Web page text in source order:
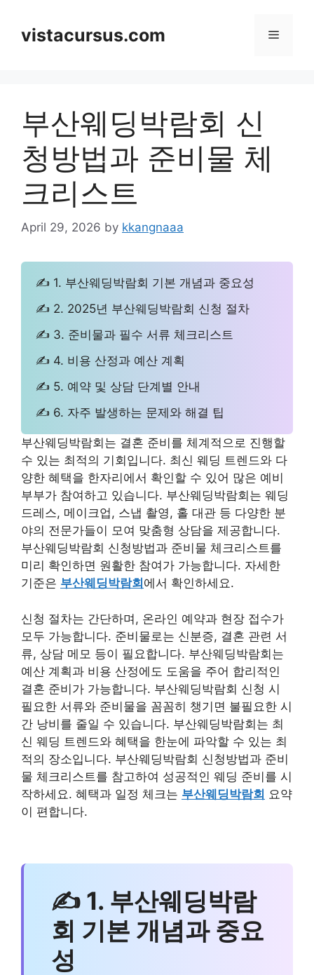
contentvistacursus.com Menu
부산웨딩박람회 신
청방법과 준비물 체
크리스트
April 29, 2026 by kkangnaaa
✍ 1. 부산웨딩박람회 기본 개념과 중요성
✍ 2. 2025년 부산웨딩박람회 신청 절차
✍ 3. 준비물과 필수 서류 체크리스트
✍ 4. 비용 산정과 예산 계획
✍ 5. 예약 및 상담 단계별 안내
✍ 6. 자주 발생하는 문제와 해결 팁
부산웨딩박람회는 결혼 준비를 체계적으로 진행할
수 있는 최적의 기회입니다. 최신 웨딩 트렌드와 다
양한 혜택을 한자리에서 확인할 수 있어 많은 예비
부부가 참여하고 있습니다. 부산웨딩박람회는 웨딩
드레스, 메이크업, 스냅 촬영, 홀 대관 등 다양한 분
야의 전문가들이 모여 맞춤형 상담을 제공합니다.
부산웨딩박람회 신청방법과 준비물 체크리스트를
미리 확인하면 원활한 참여가 가능합니다. 자세한
기준은 부산웨딩박람회 에서 확인하세요.
신청 절차는 간단하며, 온라인 예약과 현장 접수가
모두 가능합니다. 준비물로는 신분증, 결혼 관련 서
류, 상담 메모 등이 필요합니다. 부산웨딩박람회는
예산 계획과 비용 산정에도 도움을 주어 합리적인
결혼 준비가 가능합니다. 부산웨딩박람회 신청 시
필요한 서류와 준비물을 꼼꼼히 챙기면 불필요한 시
간 낭비를 줄일 수 있습니다. 부산웨딩박람회는 최
신 웨딩 트렌드와 혜택을 한눈에 파악할 수 있는 최
적의 장소입니다. 부산웨딩박람회 신청방법과 준비
물 체크리스트를 참고하여 성공적인 웨딩 준비를 시
작하세요. 혜택과 일정 체크는 부산웨딩박람회 요약
이 편합니다.
✍ 1. 부산웨딩박람
회 기본 개념과 중요
성